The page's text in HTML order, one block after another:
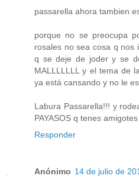
passarella ahora tambien
porque no se preocupa
rosales no sea cosa q nos
q se deje de joder y se
MALLLLLLL y el tema de
ya está cansando y no le
Labura Passarella!!! y
PAYASOS q tenes
Responder
Anónimo 14 de julio de